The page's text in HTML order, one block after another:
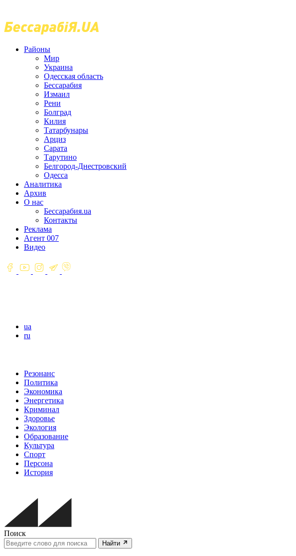
Районы
Мир
Украина
Одесская область
Бессарабия
Измаил
Рени
Болград
Килия
Татарбунары
Арциз
Сарата
Тарутино
Белгород-Днестровский
Одесса
Аналитика
Архив
О нас
Бессарабия.ua
Контакты
Реклама
Агент 007
Видео
ua
ru
Резонанс
Политика
Экономика
Энергетика
Криминал
Здоровье
Экология
Образование
Культура
Спорт
Персона
История
Поиск
Найти